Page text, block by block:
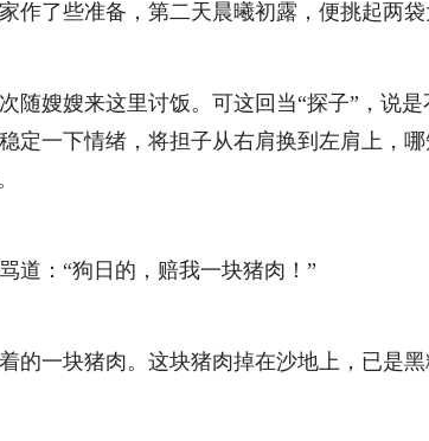
了些准备，第二天晨曦初露，便挑起两袋
嫂来这里讨饭。可这回当“探子”，说是
一下情绪，将担子从右肩换到左肩上，
：“狗日的，赔我一块猪肉！”
一块猪肉。这块猪肉掉在沙地上，已是黑